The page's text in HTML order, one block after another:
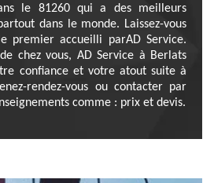
le 81260 qui a des meilleurs
dans le monde. Laissez-vous
premier accueilli parAD Service.
chez vous, AD Service à Berlats
confiance et votre atout suite à
rendez-vous ou contacter par
comme : prix et devis.